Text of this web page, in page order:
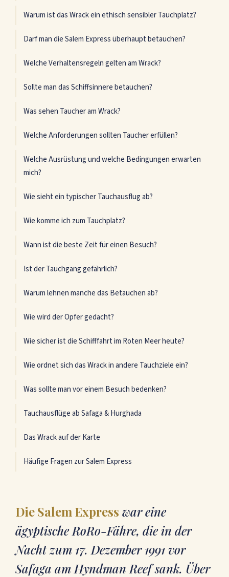
Die Salem Express war eine
ägyptische RoRo-Fähre, die in der
Nacht zum 17. Dezember 1991 vor
Safaga am Hyndman Reef sank. Über
Warum ist das Wrack ein ethisch sensibler Tauchplatz?
Darf man die Salem Express überhaupt betauchen?
Welche Verhaltensregeln gelten am Wrack?
Sollte man das Schiffsinnere betauchen?
Was sehen Taucher am Wrack?
Welche Anforderungen sollten Taucher erfüllen?
Welche Ausrüstung und welche Bedingungen erwarten
mich?
Wie sieht ein typischer Tauchausflug ab?
Wie komme ich zum Tauchplatz?
Wann ist die beste Zeit für einen Besuch?
Ist der Tauchgang gefährlich?
Warum lehnen manche das Betauchen ab?
Wie wird der Opfer gedacht?
Wie sicher ist die Schifffahrt im Roten Meer heute?
Wie ordnet sich das Wrack in andere Tauchziele ein?
Was sollte man vor einem Besuch bedenken?
Tauchausflüge ab Safaga & Hurghada
Das Wrack auf der Karte
Häufige Fragen zur Salem Express